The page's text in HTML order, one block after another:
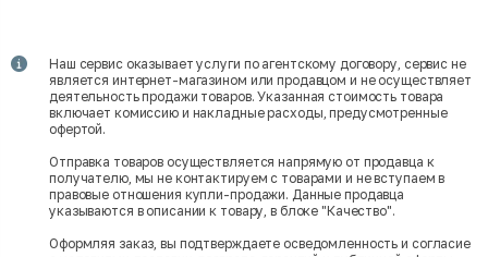
Наш сервис оказывает услуги по агентскому договору, сервис не
является интернет-магазином или продавцом и не осуществляет
деятельность продажи товаров. Указанная стоимость товара
включает комиссию и накладные расходы, предусмотренные
офертой.
Отправка товаров осуществляется напрямую от продавца к
получателю, мы не контактируем с товарами и не вступаем в
правовые отношения купли-продажи. Данные продавца
указываются в описании к товару, в блоке "Качество".
Оформляя заказ, вы подтверждаете осведомленность и согласие